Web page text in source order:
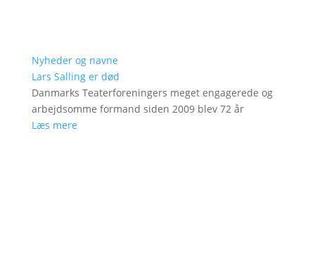
Nyheder og navne
Lars Salling er død
Danmarks Teaterforeningers meget engagerede og
arbejdsomme formand siden 2009 blev 72 år
Læs mere